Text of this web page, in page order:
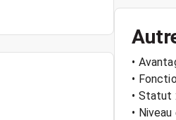
•
•
• Statut
•